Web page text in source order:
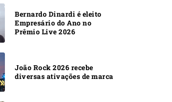
Bernardo Dinardi é eleito
Empresário do Ano no
Prêmio Live 2026
João Rock 2026 recebe
diversas ativações de marca